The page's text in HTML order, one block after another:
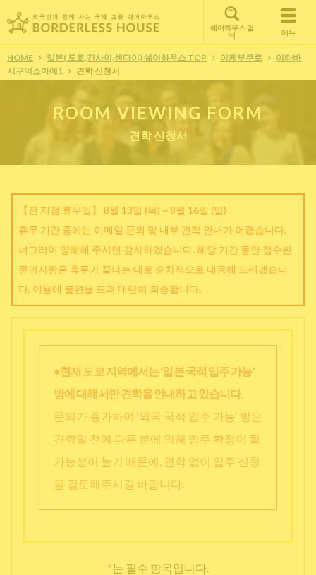
쉐어하우스 검
색
메뉴
HOME 일본( 도쿄,간사이,센다이) 쉐어하우스 TOP 이케부쿠로
이타바
시구약쇼마에1
견학 신청서
ROOM VIEWING FORM
견학 신청서
【전 지점 휴무일】 8월 13일 (목) ~ 8월 16일 (일)
휴무 기간 중에는 이메일 문의 및 내부 견학 안내가 어렵습니다.
너그러이 양해해 주시면 감사하겠습니다. 해당 기간 동안 접수된
문의사항은 휴무가 끝나는 대로 순차적으로 대응해 드리겠습니
다. 이용에 불편을 드려 대단히 죄송합니다.
●현재 도쿄 지역에서는 ‘일본 국적 입주 가능‘
방에 대해서만 견학을 안내하고 있습니다.
문의가 증가하여 ‘외국 국적 입주 가능‘ 방은
견학일 전에 다른 분에 의해 입주 확정이 될
가능성이 높기 때문에, 견학 없이 입주 신청
을 검토해주시길 바랍니다.
*는 필수 항목입니다.